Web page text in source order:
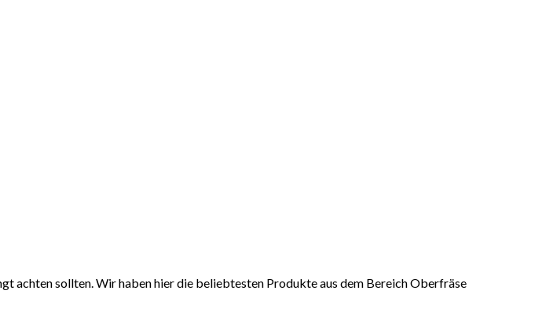
achten sollten. Wir haben hier die beliebtesten Produkte aus dem Bereich Oberfräse